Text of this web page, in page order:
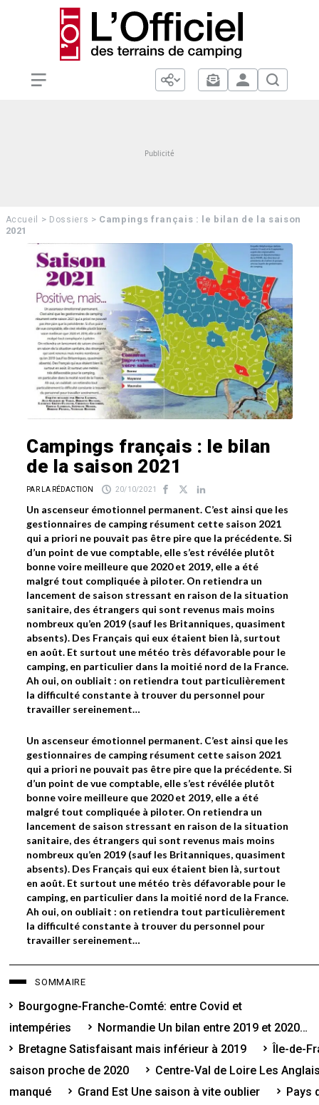
Accueil > Dossiers > Campings français : le bilan de la saison
2021
Campings français : le bilan
de la saison 2021
PAR LA RÉDACTION 20/10/2021
Un ascenseur émotionnel permanent. C’est ainsi que les
gestionnaires de camping résument cette saison 2021
qui a priori ne pouvait pas être pire que la précédente. Si
d’un point de vue comptable, elle s’est révélée plutôt
bonne voire meilleure que 2020 et 2019, elle a été
malgré tout compliquée à piloter. On retiendra un
lancement de saison stressant en raison de la situation
sanitaire, des étrangers qui sont revenus mais moins
nombreux qu’en 2019 (sauf les Britanniques, quasiment
absents). Des Français qui eux étaient bien là, surtout
en août. Et surtout une météo très défavorable pour le
camping, en particulier dans la moitié nord de la France.
Ah oui, on oubliait : on retiendra tout particulièrement
la difficulté constante à trouver du personnel pour
travailler sereinement…
Un ascenseur émotionnel permanent. C’est ainsi que les
gestionnaires de camping résument cette saison 2021
qui a priori ne pouvait pas être pire que la précédente. Si
d’un point de vue comptable, elle s’est révélée plutôt
bonne voire meilleure que 2020 et 2019, elle a été
malgré tout compliquée à piloter. On retiendra un
lancement de saison stressant en raison de la situation
sanitaire, des étrangers qui sont revenus mais moins
nombreux qu’en 2019 (sauf les Britanniques, quasiment
absents). Des Français qui eux étaient bien là, surtout
en août. Et surtout une météo très défavorable pour le
camping, en particulier dans la moitié nord de la France.
Ah oui, on oubliait : on retiendra tout particulièrement
la difficulté constante à trouver du personnel pour
travailler sereinement…
SOMMAIRE
Bourgogne-Franche-Comté: entre Covid et
intempéries
Normandie Un bilan entre 2019 et 2020…
Bretagne Satisfaisant mais inférieur à 2019
Île-de-
saison proche de 2020
Centre-Val de Loire Les
manqué
Grand Est Une saison à vite oublier
Pays